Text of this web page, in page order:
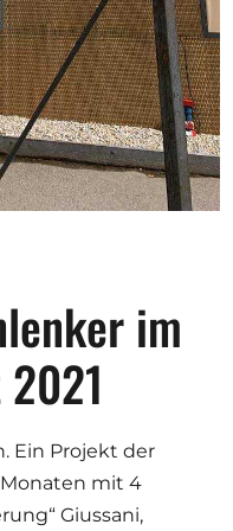
im
Ein Projekt der
mit 4
Giussani,